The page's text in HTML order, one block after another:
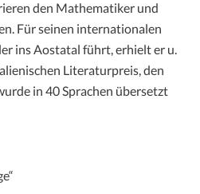
den Mathematiker und
Für seinen internationalen
ins Aostatal führt, erhielt er u.
Literaturpreis, den
in 40 Sprachen übersetzt